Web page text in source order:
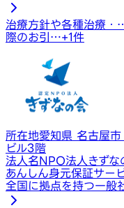
治療方針や各種治療・
際のお引…+1件
所在地愛知県 名古屋
ビル3階
法人名NPO法人きずな
あんしん身元保証サー
全国に拠点を持つ一般